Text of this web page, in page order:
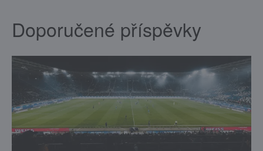
Doporučené příspěvky